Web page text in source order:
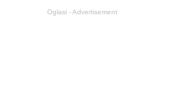
Oglasi - Advertisement